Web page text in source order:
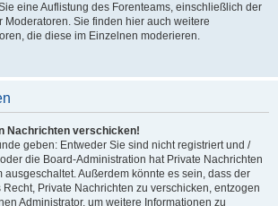
eine Auflistung des Forenteams, einschließlich der
Moderatoren. Sie finden hier auch weitere
die diese im Einzelnen moderieren.
Nachrichten verschicken!
geben: Entweder Sie sind nicht registriert und /
die Board-Administration hat Private Nachrichten
ausgeschaltet. Außerdem könnte es sein, dass der
Private Nachrichten zu verschicken, entzogen
Administrator, um weitere Informationen zu